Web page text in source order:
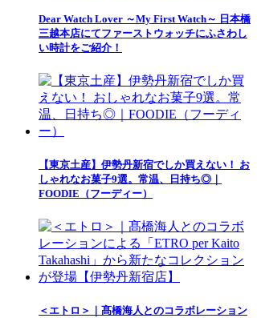
Dear Watch Lover ～My First Watch～ 日本橋
三越本店にてファーストウォッチにふさわし
い時計をご紹介！
【東京土産】伊勢丹新宿でしか買えない！ お
しゃれなお菓子9選。常温、日持ち◎｜
FOODIE（フーディー）
＜エトロ＞｜髙橋海人とのコラボレーション